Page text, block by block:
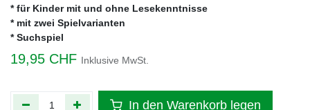
* für Kinder mit und ohne Lesekenntnisse
* mit zwei Spielvarianten
* Suchspiel
19,95 CHF Inklusive MwSt.
In den Warenkorb legen